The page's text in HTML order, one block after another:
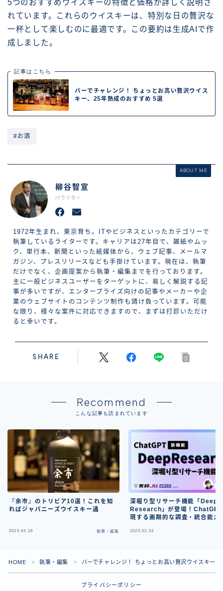
5つのおすすめウイスキーの特徴と価格が詳しく説明さ
れています。これらのウイスキーは、特別な日の贅沢な
一杯として楽しむのに最適です。この要約は生成AIで作
成しました。
記事はこちら
バーでチャレンジ！ ちょっとお高い贅沢ウイス
キー、25年熟成のおすすめ 5選
#お酒
ABOUT ME
柳谷智宣
ITライター
1972年生まれ、東京育ち。ITやビジネスといったカテゴリーで
執筆しているライターです。キャリアは27年目で、雑紙やムッ
ク、単行本、新聞といった紙媒体から、ウェブ記事、メールマ
ガジン、プレスリリースなども手掛けています。現在は、執筆
だけでなく、企画提案から執筆・編集までを行っております。
主に一般ビジネスユーザーをターゲットに、易しく解説する記
事が多いですが、エンタープライズ向けの記事やメーカーや企
業のウェブサイトのコンテンツ制作も請け負っています。可能
な限り、様々な案件に対応できますので、まずは打診いただけ
ると幸いです。
SHARE
Recommend
こんな記事も読まれています
『余市』のトリビア10選！これを知
ればジャパニーズウイスキー通
2025.04.28 執筆・編集
深堀り型リサーチ機能「Deep
Research」が登場！ChatGPT
現する画期的な調査・統合能力
2025.02.04
HOME ＞ 執筆・編集 ＞ バーでチャレンジ！ ちょっとお高い贅沢ウイスキー
プライバシーポリシー